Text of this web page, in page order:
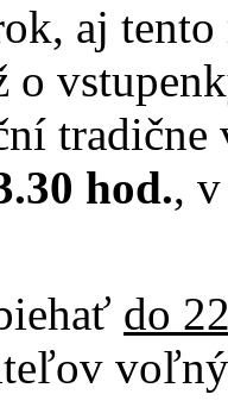
aj
o
hod.,
do